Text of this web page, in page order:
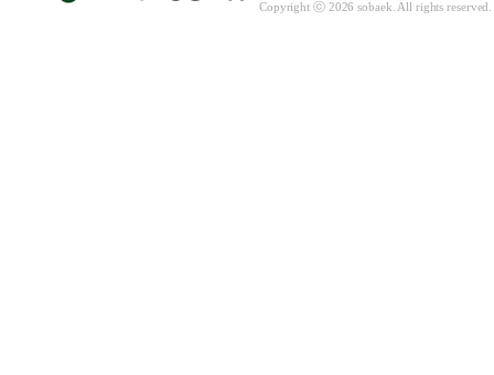
Copyright ⓒ 2026 sobaek. All rights